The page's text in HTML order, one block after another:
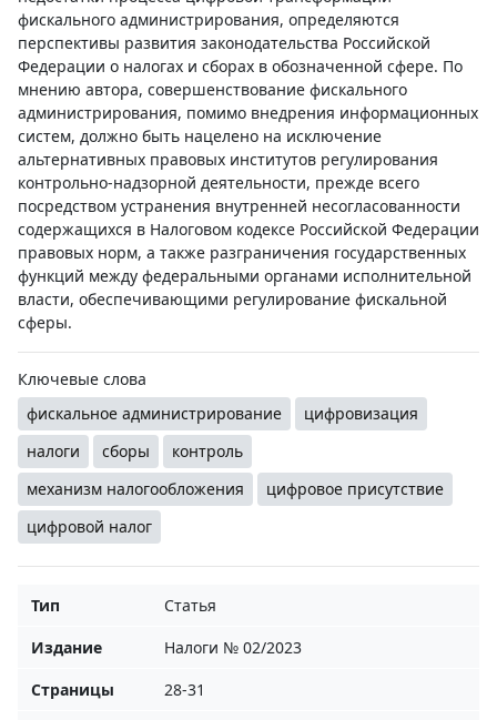
фискального администрирования, определяются
перспективы развития законодательства Российской
Федерации о налогах и сборах в обозначенной сфере. По
мнению автора, совершенствование фискального
администрирования, помимо внедрения информационных
систем, должно быть нацелено на исключение
альтернативных правовых институтов регулирования
контрольно-надзорной деятельности, прежде всего
посредством устранения внутренней несогласованности
содержащихся в Налоговом кодексе Российской Федерации
правовых норм, а также разграничения государственных
функций между федеральными органами исполнительной
власти, обеспечивающими регулирование фискальной
сферы.
Ключевые слова
фискальное администрирование
цифровизация
налоги
сборы
контроль
механизм налогообложения
цифровое присутствие
цифровой налог
Тип
Статья
Издание
Налоги № 02/2023
Страницы
28-31